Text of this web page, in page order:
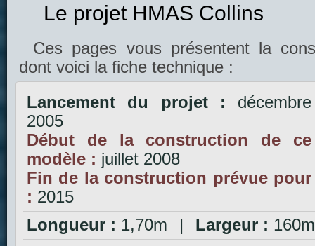
Le projet HMAS Collins
Ces pages vous présentent la
dont voici la fiche technique :
Lancement du projet : décembre
2005
Début de la construction de ce
modèle : juillet 2008
Fin de la construction prévue pour
: 2015
Longueur : 1,70m | Largeur :